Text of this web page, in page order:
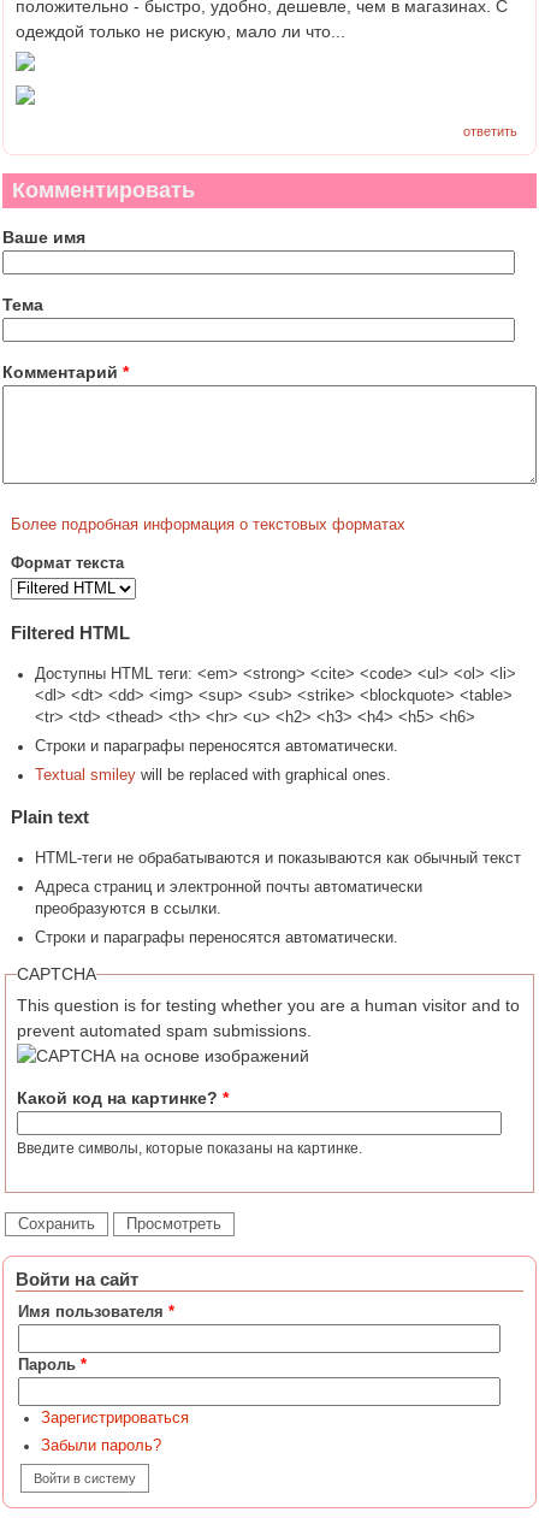
положительно - быстро, удобно, дешевле, чем в магазинах. С
одеждой только не рискую, мало ли что...
ответить
Комментировать
Ваше имя
Тема
Комментарий *
Более подробная информация о текстовых форматах
Формат текста
Filtered HTML
Доступны HTML теги: <em> <strong> <cite> <code> <ul> <ol> <li>
<dl> <dt> <dd> <img> <sup> <sub> <strike> <blockquote> <table>
<tr> <td> <thead> <th> <hr> <u> <h2> <h3> <h4> <h5> <h6>
Строки и параграфы переносятся автоматически.
Textual smiley will be replaced with graphical ones.
Plain text
HTML-теги не обрабатываются и показываются как обычный текст
Адреса страниц и электронной почты автоматически
преобразуются в ссылки.
Строки и параграфы переносятся автоматически.
CAPTCHA
This question is for testing whether you are a human visitor and to
prevent automated spam submissions.
Какой код на картинке? *
Введите символы, которые показаны на картинке.
Войти на сайт
Имя пользователя *
Пароль *
Зарегистрироваться
Забыли пароль?